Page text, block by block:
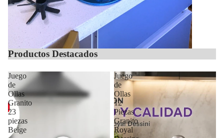
Productos Destacados
Juego
de
Ollas
Granito
23
piezas
Beige
Juego
de
Ollas
12
Piezas
Granito
Royal